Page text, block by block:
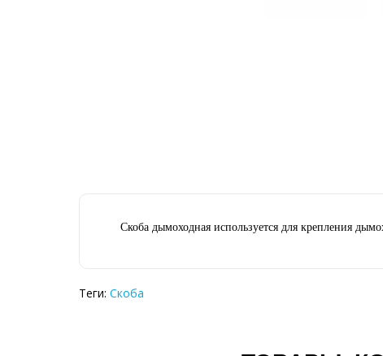
Скоба дымоходная используется для крепления
Теги: Скоба